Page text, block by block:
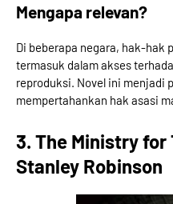
Mengapa relevan?
Di beberapa negara, hak-hak
termasuk dalam akses
reproduksi. Novel ini menjadi
mempertahankan hak asasi
3. The Ministry for
Stanley Robinson